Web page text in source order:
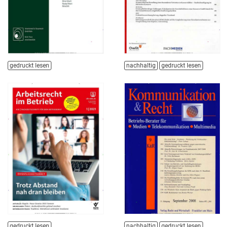
gedruckt lesen nachhaltig gedruckt lesen